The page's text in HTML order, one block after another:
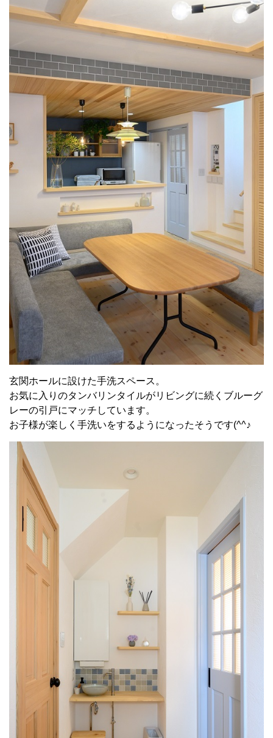
玄関ホールに設けた手洗スペース。
お気に入りのタンバリンタイルがリビングに続くブルーグ
レーの引戸にマッチしています。
お子様が楽しく手洗いをするようになったそうです(^^♪